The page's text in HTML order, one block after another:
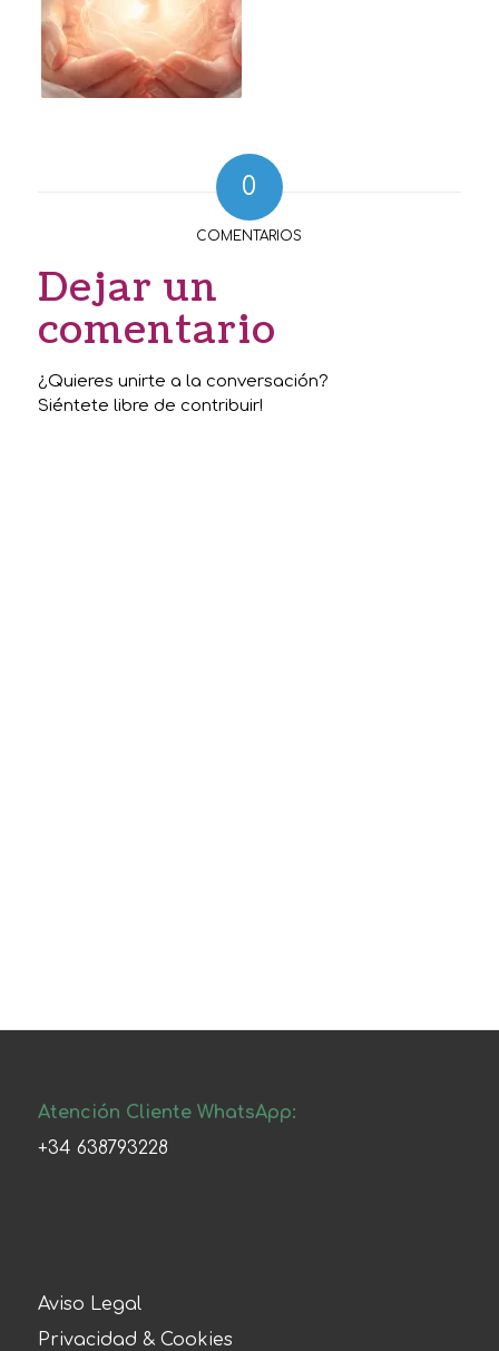
0
COMENTARIOS
Dejar un
comentario
¿Quieres unirte a la conversación?
Siéntete libre de contribuir!
Atención Cliente WhatsApp:
+34 638793228
Aviso Legal
Privacidad & Cookies